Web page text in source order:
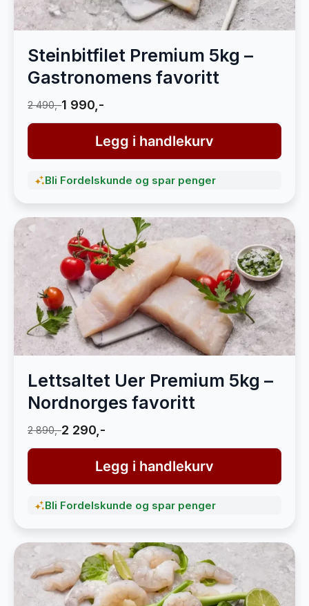
Steinbitfilet Premium 5kg –
Gastronomens favoritt
2 490,-1 990,-
Legg i handlekurv
Bli Fordelskunde og spar penger
Lettsaltet Uer Premium 5kg –
Nordnorges favoritt
2 890,-2 290,-
Legg i handlekurv
Bli Fordelskunde og spar penger